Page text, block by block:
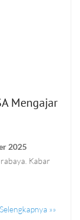
Mengajar
2025
Kabar
Selengkapnya »»